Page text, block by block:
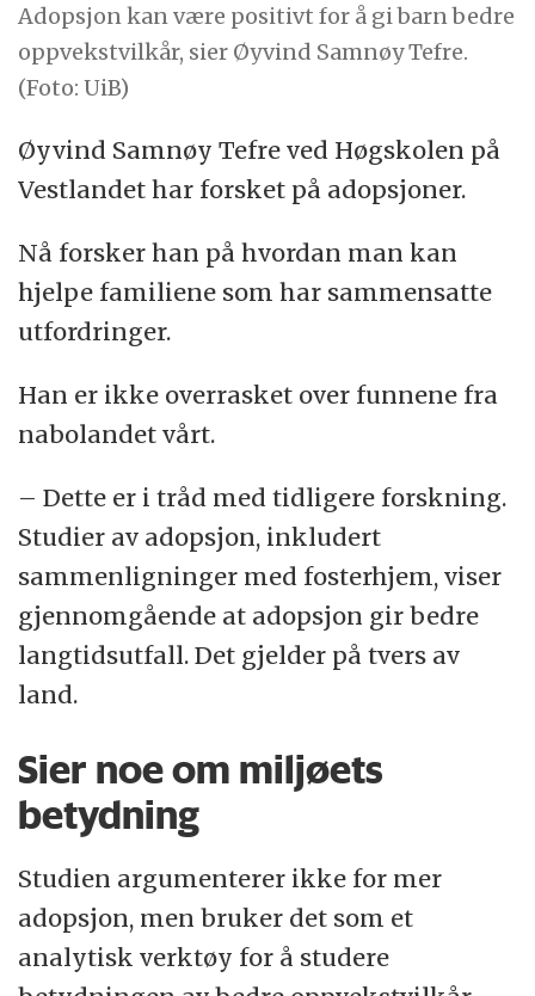
Adopsjon kan være positivt for å gi barn bedre
oppvekstvilkår, sier Øyvind Samnøy Tefre.
(Foto: UiB)
Øyvind Samnøy Tefre ved Høgskolen på
Vestlandet har forsket på adopsjoner.
Nå forsker han på hvordan man kan
hjelpe familiene som har sammensatte
utfordringer.
Han er ikke overrasket over funnene fra
nabolandet vårt.
– Dette er i tråd med tidligere forskning.
Studier av adopsjon, inkludert
sammenligninger med fosterhjem, viser
gjennomgående at adopsjon gir bedre
langtidsutfall. Det gjelder på tvers av
land.
Sier noe om miljøets
betydning
Studien argumenterer ikke for mer
adopsjon, men bruker det som et
analytisk verktøy for å studere